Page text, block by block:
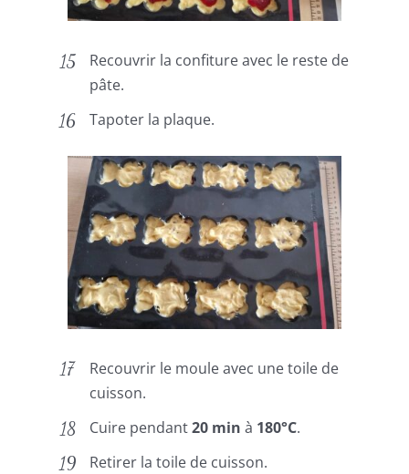
Recouvrir la confiture avec le reste de
pâte.
Tapoter la plaque.
Recouvrir le moule avec une toile de
cuisson.
Cuire pendant20 min à 180°C.
Retirer la toile de cuisson.